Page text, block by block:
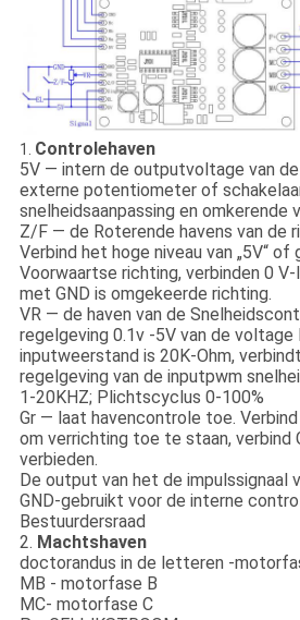
1. Controlehaven
5V — intern de outputvoltage van
externe potentiometer of
snelheidsaanpassing en omkerende
Z/F — de Roterende havens van de
Verbind het hoge niveau van „5V“ of
Voorwaartse richting, verbinden 0
met GND is omgekeerde richting.
VR — de haven van de
regelgeving 0.1v -5V van de voltage
inputweerstand is 20K-Ohm,
regelgeving van de inputpwm
1-20KHZ; Plichtscyclus 0-100%
Gr — laat havencontrole toe.
om verrichting toe te staan, verbind
verbieden.
De output van het de impulssignaal
GND-gebruikt voor de interne
Bestuurdersraad
2. Machtshaven
doctorandus in de letteren -
MB - motorfase B
MC- motorfase C